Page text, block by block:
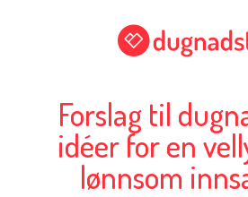
Forslag til
idéer for en
lønnsom